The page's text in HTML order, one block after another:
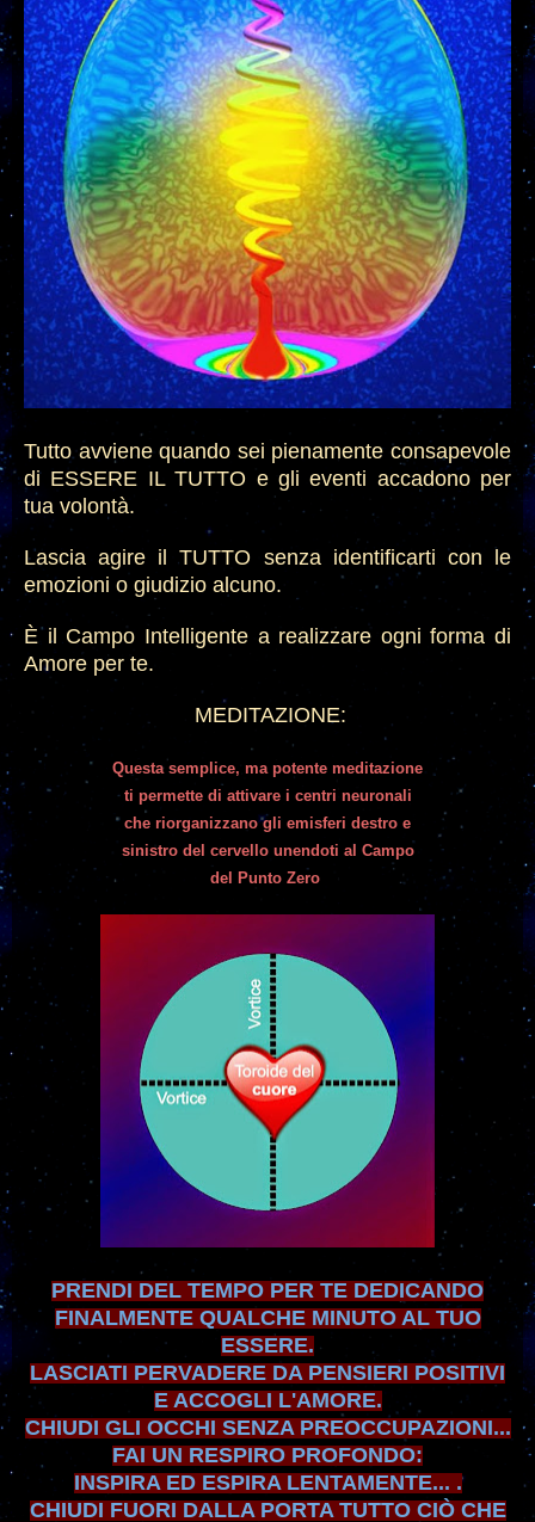
Tutto avviene quando sei pienamente consapevole
di ESSERE IL TUTTO e gli eventi accadonoper
tua volontà.
Lascia agire il TUTTO senza identificarti con le
emozioni o giudizio alcuno.
È il Campo Intelligente a realizzare ogni forma di
Amore per te.
MEDITAZIONE:
Questa semplice, ma potente meditazione
ti permette di attivare i centri neuronali
che riorganizzano gli emisferi destro e
sinistro del cervello unendoti al Campo
del Punto Zero
PRENDI DEL TEMPO PER TE DEDICANDO
FINALMENTEQUALCHE MINUTO AL TUO
ESSERE.
LASCIATI PERVADERE DA PENSIERI POSITIVI
E ACCOGLI L'AMORE.
CHIUDI GLI OCCHI SENZA PREOCCUPAZIONI...
FAI UN RESPIRO PROFONDO:
INSPIRAED ESPIRA LENTAMENTE... .
CHIUDI FUORI DALLA PORTA TUTTO CIÒ CHE